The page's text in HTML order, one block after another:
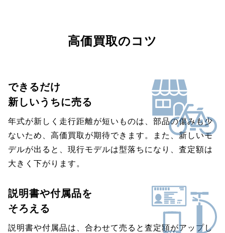
高価買取のコツ
できるだけ
新しいうちに売る
年式が新しく走行距離が短いものは、部品の傷みも少
ないため、高価買取が期待できます。また、新しいモ
デルが出ると、現行モデルは型落ちになり、査定額は
大きく下がります。
説明書や付属品を
そろえる
説明書や付属品は、合わせて売ると査定額がアップし